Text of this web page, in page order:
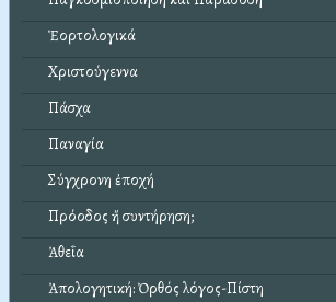
Ἑορτολογικά
Χριστούγεννα
Πάσχα
Παναγία
Σύγχρονη ἐποχή
Πρόοδος ἤ συντήρηση;
Ἀθεΐα
Ἀπολογητική: Ὀρθός λόγος-Πίστη